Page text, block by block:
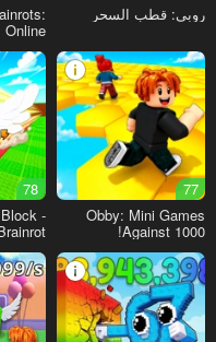
روبي: قطب السحر
Online
77
Obby: Mini Games
Against 1000!
78
-